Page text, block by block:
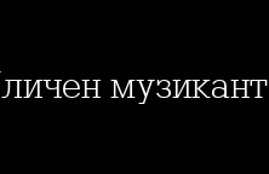
Уличен музикант